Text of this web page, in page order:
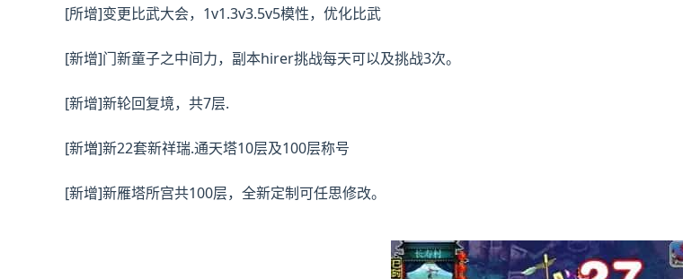
[所增]变更比武大会，1v1.3v3.5v5模性，优化比武
[新增]门新童子之中间力，副本hirer挑战每天可以及挑战3次。
[新增]新轮回复境，共7层.
[新増]新22套新祥瑞.通天塔10层及100层称号
[新增]新雁塔所宫共100层，全新定制可任思修改。